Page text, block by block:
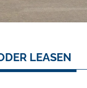
LEASEN